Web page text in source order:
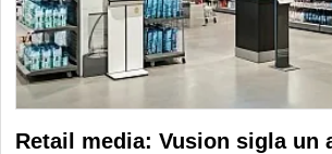
Retail media: Vusion sigla un